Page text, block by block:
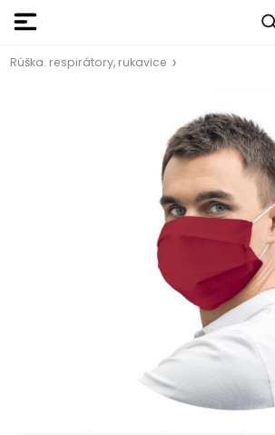
Rúška. respirátory, rukavice